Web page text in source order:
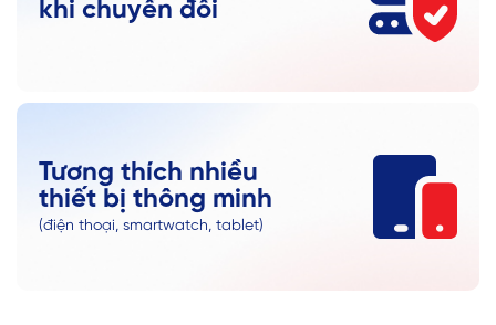
khi chuyển đổi
Tương thích nhiều
thiết bị thông minh
(điện thoại, smartwatch, tablet)